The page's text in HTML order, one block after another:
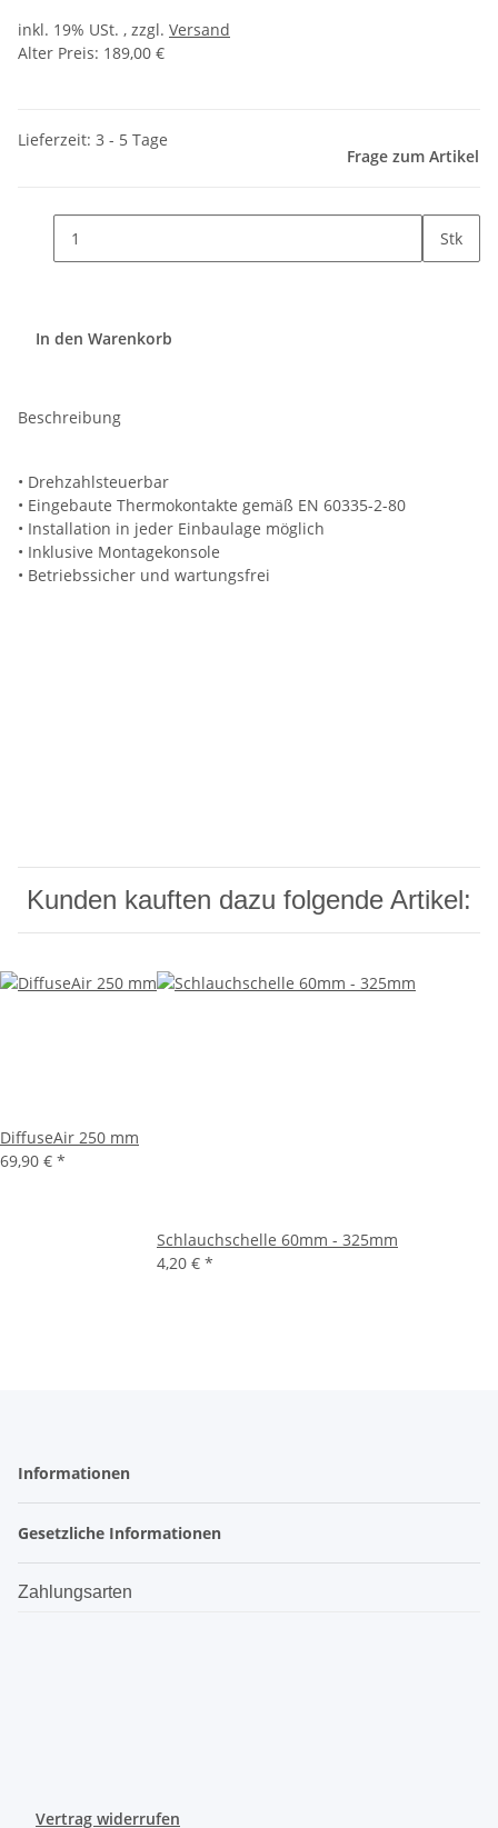
inkl. 19% USt. , zzgl. Versand
Alter Preis: 189,00 €
Lieferzeit: 3 - 5 Tage
Frage zum Artikel
Stk
In den Warenkorb
Beschreibung
• Drehzahlsteuerbar
• Eingebaute Thermokontakte gemäß EN 60335-2-80
• Installation in jeder Einbaulage möglich
• Inklusive Montagekonsole
• Betriebssicher und wartungsfrei
Kunden kauften dazu folgende Artikel:
DiffuseAir 250 mm
69,90 € *
Schlauchschelle 60mm - 325mm
4,20 € *
Informationen
Gesetzliche Informationen
Zahlungsarten
Vertrag widerrufen